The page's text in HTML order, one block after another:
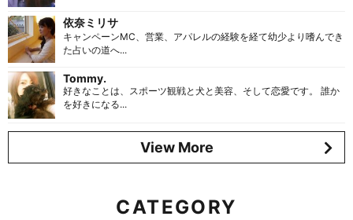
依奈ミリサ
キャンペーンMC、営業、アパレルの経験を経て幼少より嗜んでき
た占いの道へ...
Tommy.
好きなことは、スポーツ観戦と犬と美容、そして恋愛です。 誰か
を好きになる...
View More
CATEGORY